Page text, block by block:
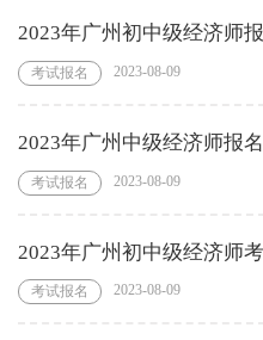
2023年广州初中级经济师
考试报名 2023-08-09
2023年广州中级经济师报
考试报名 2023-08-09
2023年广州初中级经济师
考试报名 2023-08-09